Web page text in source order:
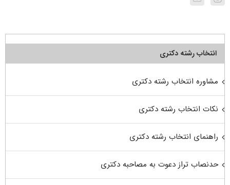
انتخاب رشته دکتری
مشاوره انتخاب رشته دکتری
نکات انتخاب رشته دکتری
راهنمای انتخاب رشته دکتری
حدنصاب تراز دعوت به مصاحبه دکتری